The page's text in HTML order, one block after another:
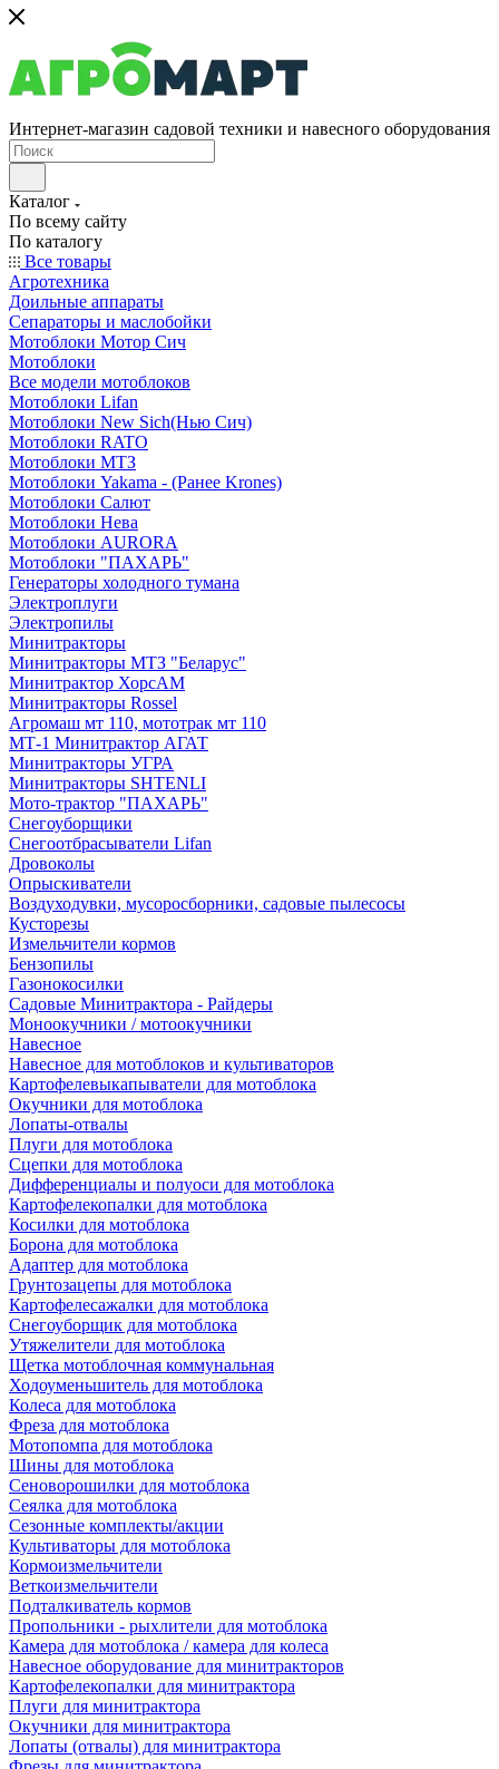
Интернет-магазин садовой техники и навесного оборудования
Каталог
По всему сайту
По каталогу
Все товары
Агротехника
Доильные аппараты
Сепараторы и маслобойки
Мотоблоки Мотор Сич
Мотоблоки
Все модели мотоблоков
Мотоблоки Lifan
Мотоблоки New Sich(Нью Сич)
Мотоблоки RATO
Мотоблоки МТЗ
Мотоблоки Yakama - (Ранее Krones)
Мотоблоки Салют
Мотоблоки Нева
Мотоблоки AURORA
Мотоблоки "ПАХАРЬ"
Генераторы холодного тумана
Электроплуги
Электропилы
Минитракторы
Минитракторы МТЗ "Беларус"
Минитрактор ХорсАМ
Минитракторы Rossel
Агромаш мт 110, мототрак мт 110
МТ-1 Минитрактор АГАТ
Минитракторы УГРА
Минитракторы SHTENLI
Мото-трактор "ПАХАРЬ"
Снегоуборщики
Снегоотбрасыватели Lifan
Дровоколы
Опрыскиватели
Воздуходувки, мусоросборники, cадовые пылесосы
Кусторезы
Измельчители кормов
Бензопилы
Газонокосилки
Садовые Минитрактора - Райдеры
Моноокучники / мотоокучники
Навесное
Навесное для мотоблоков и культиваторов
Картофелевыкапыватели для мотоблока
Окучники для мотоблока
Лопаты-отвалы
Плуги для мотоблока
Сцепки для мотоблока
Дифференциалы и полуоси для мотоблока
Картофелекопалки для мотоблока
Косилки для мотоблока
Борона для мотоблока
Адаптер для мотоблока
Грунтозацепы для мотоблока
Картофелесажалки для мотоблока
Снегоуборщик для мотоблока
Утяжелители для мотоблока
Щетка мотоблочная коммунальная
Ходоуменьшитель для мотоблока
Колеса для мотоблока
Фреза для мотоблока
Мотопомпа для мотоблока
Шины для мотоблока
Сеноворошилки для мотоблока
Сеялка для мотоблока
Сезонные комплекты/акции
Культиваторы для мотоблока
Кормоизмельчители
Веткоизмельчители
Подталкиватель кормов
Пропольники - рыхлители для мотоблока
Камера для мотоблока / камера для колеса
Навесное оборудование для минитракторов
Картофелекопалки для минитрактора
Плуги для минитрактора
Окучники для минитрактора
Лопаты (отвалы) для минитрактора